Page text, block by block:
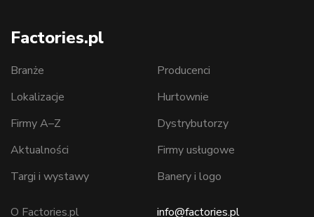
Factories.pl
Branże
Lokalizacje
Firmy A–Z
Aktualności
Targi i wystawy
Producenci
Hurtownie
Dystrybutorzy
Firmy usługowe
Banery i logo
O Factories.pl info@factories.pl